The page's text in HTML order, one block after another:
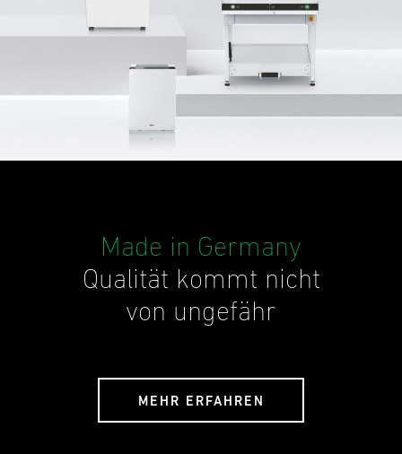
Made in Germany
Qualität kommt nicht
von ungefähr
MEHR ERFAHREN